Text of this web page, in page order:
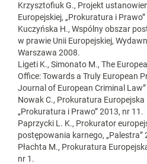
Krzysztofiuk G., Projekt
Europejskiej, „Prokuratura i
Kuczyńska H., Wspólny obszar
w prawie Unii Europejskiej,
Warszawa 2008.
Ligeti K., Simonato M., The
Office: Towards a Truly European
Journal of European Criminal
Nowak C., Prokuratura
„Prokuratura i Prawo” 2013, nr 11.
Paprzycki L. K., Prokurator
postępowania karnego, „Palestra”
Płachta M., Prokuratura
nr 1.